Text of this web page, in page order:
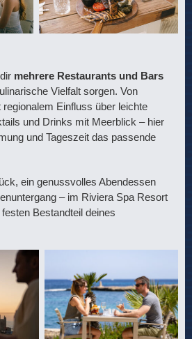
mehrere Restaurants und Bars
Vielfalt sorgen. Von
Einfluss über leichte
und Drinks mit Meerblick – hier
und Tageszeit das passende
ein genussvolles Abendessen
– im Riviera Spa Resort
Bestandteil deines